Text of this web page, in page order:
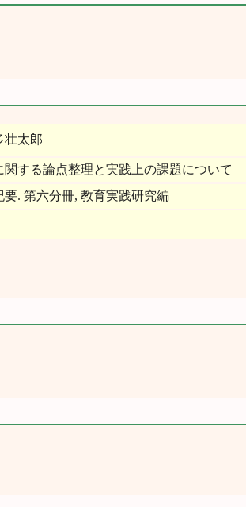
壮太郎
関する論点整理と実践上の課題について
要. 第六分冊, 教育実践研究編